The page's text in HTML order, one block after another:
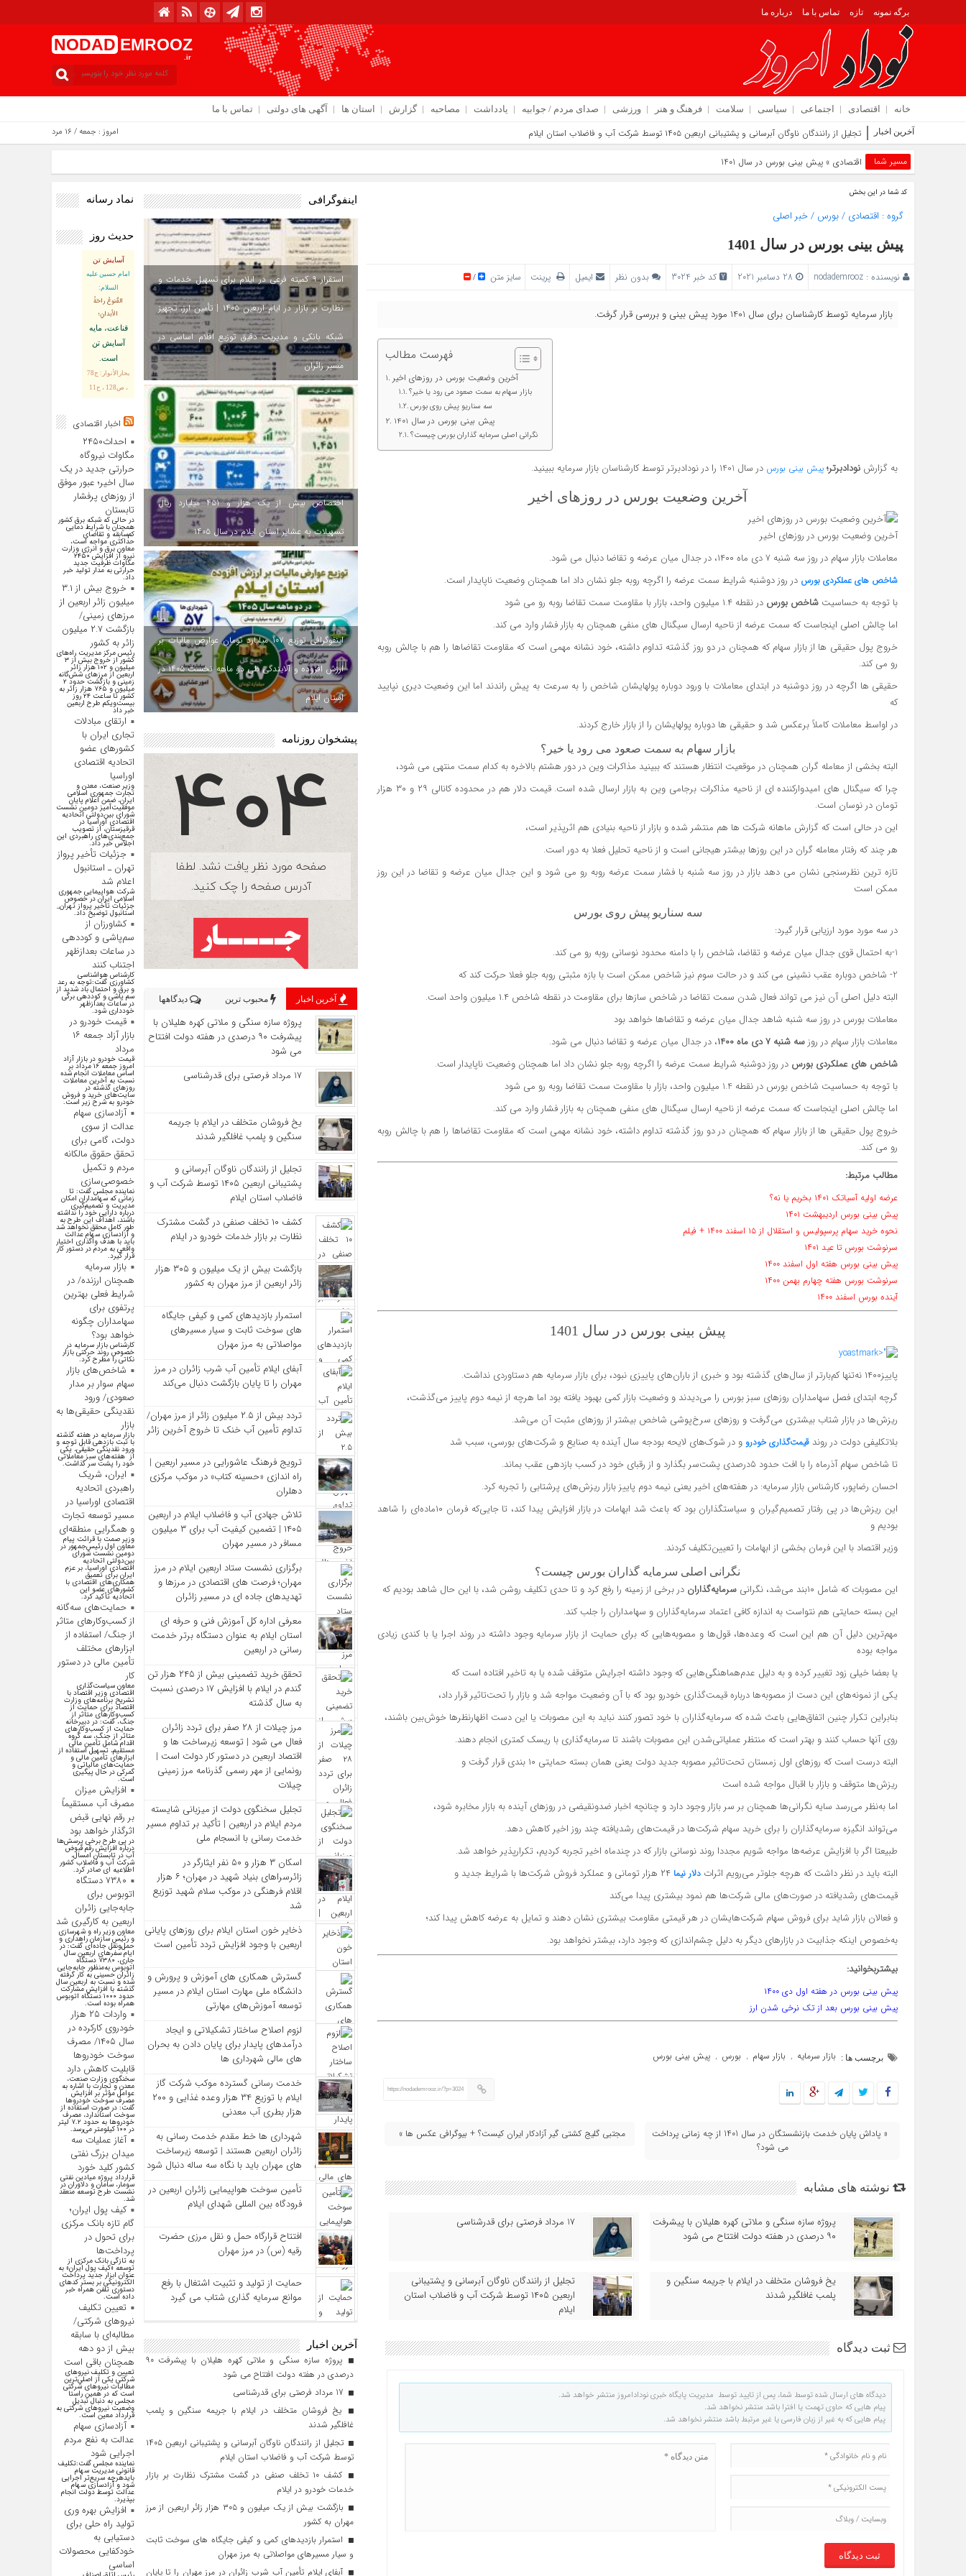
برگه نمونه تازه تماس با ما درباره ما
NODAD EMROOZ
.ir
خانه اقتصادی اجتماعی سیاسی سلامت فرهنگ و هنر ورزشی صدای مردم / جوابیه یادداشت مصاحبه گزارش استان ها آگهی های دولتی تماس با ما
آخرین اخبار تجلیل از رانندگان ناوگان آبرسانی و پشتیبانی اربعین ۱۴۰۵ توسط شرکت آب و فاضلاب استان ایلام امروز : جمعه / ۱۶ مرداد / ۱۴۰۵
مسیر شما اقتصادی » پیش بینی بورس در سال 1401
کد شما در این بخش
گروه : اقتصادی /بورس /خبر اصلی
پیش بینی بورس در سال 1401
نویسنده : nodademrooz کد خبر 3024 بدون نظر ایمیل پرینت سایز متن /
بازار سرمایه توسط کارشناسان برای سال 1401 مورد پیش بینی و بررسی قرار گرفت.
فهرست مطالب
آخرین وضعیت بورس در روزهای اخیر
بازار سهام به سمت صعود می رود یا خیر؟
سه سناریو پیش روی بورس
پیش بینی بورس در سال 1401
نگرانی اصلی سرمایه گذاران بورس چیست؟
به گزارش نودادبرتر؛ پیش بینی بورس در سال 1401 را در نودادبرتر توسط کارشناسان بازار سرمایه ببینید.
آخرین وضعیت بورس در روزهای اخیر
آخرین وضعیت بورس در روزهای اخیر
معاملات بازار سهام در روز سه شنبه ۷ دی ماه ۱۴۰۰، در جدال میان عرضه و تقاضا دنبال می شود.
شاخص های عملکردی بورس در روز دوشنبه شرایط سمت عرضه را اگرچه روبه جلو نشان داد اما همچنان وضعیت ناپایدار است.
با توجه به حساسیت شاخص بورس در نقطه ۱.۴ میلیون واحد، بازار با مقاومت سمت تقاضا روبه رو می شود
اما چالش اصلی اینجاست که سمت عرضه از ناحیه ارسال سیگنال های منفی همچنان به بازار فشار وارد می کند.
خروج پول حقیقی ها از بازار سهام که همچنان در دو روز گذشته تداوم داشته، خود نشانه مهمی است که مقاومت تقاضاها را هم با چالش روبه
رو می کند.
حقیقی ها اگرچه در روز دوشنبه در ابتدای معاملات با ورود دوباره پولهایشان شاخص را به سرعت به پیش راندند اما این وضعیت دیری نپایید
که
در اواسط معاملات کاملاً برعکس شد و حقیقی ها دوباره پولهایشان را از بازار خارج کردند.
بازار سهام به سمت صعود می رود یا خیر؟
البته بخشی از معامله گران همچنان در موقعیت انتظار هستند که ببینید مذاکرات وین در دور هشتم بالاخره به کدام سمت منتهی می شود،
چرا که سیگنال های امیدوارکننده ای از ناحیه مذاکرات برجامی وین به بازار ارسال شده است. قیمت دلار هم در محدوده کانالی ۲۹ و ۳۰ هزار
تومان در نوسان است.
این در حالی است که گزارش ماهانه شرکت ها هم منتشر شده و بازار از ناحیه بنیادی هم اثرپذیر است،
هر چند که رفتار معامله گران در این روزها بیشتر هیجانی است و از ناحیه تحلیل فعلا به دور است.
تازه ترین نظرسنجی نشان می دهد بازار در روز سه شنبه با فشار سمت عرضه روبه رو می شود و این جدال میان عرضه و تقاضا در این روز
ممکن است
سه سناریو پیش روی بورس
در سه مورد مورد ارزیابی قرار گیرد:
1-به احتمال قوی جدال میان عرضه و تقاضا، شاخص را با دامنه محدود نوسانی روبه رو می کند.
2- شاخص دوباره عقب نشینی می کند و در حالت سوم نیز شاخص ممکن است با بازه مثبتی روبه جلو فعلا حرکت کند که
البته دلیل اصلی آن نیز می تواند فعال شدن سمت تقاضا در شاخص سازها برای مقاومت در نقطه شاخص ۱.۴ میلیون واحد است.
معاملات بورس در روز سه شنبه شاهد جدال میان عرضه و تقاضاها خواهد بود
معاملات بازار سهام در روز سه شنبه 7 دی ماه 1400
، در جدال میان عرضه و تقاضا دنبال می شود.
شاخص های عملکردی بورس در روز دوشنبه شرایط سمت عرضه را اگرچه روبه جلو نشان داد اما همچنان وضعیت ناپایدار است.
با توجه به حساسیت شاخص بورس در نقطه 1.4 میلیون واحد، بازار با مقاومت سمت تقاضا روبه رو می شود
اما چالش اصلی اینجاست که سمت عرضه از ناحیه ارسال سیگنال های منفی همچنان به بازار فشار وارد می کند.
خروج پول حقیقی ها از بازار سهام که همچنان در دو روز گذشته تداوم داشته، خود نشانه مهمی است که مقاومت تقاضاها را هم با چالش روبه
رو می کند.
مطالب مرتبط:
عرضه اولیه آسیاتک ۱۴۰۱ بخریم یا نه؟
پیش بینی بورس اردیبهشت ۱۴۰۱
نحوه خرید سهام پرسپولیس و استقلال از ۱۵ اسفند ۱۴۰۰ + فیلم
سرنوشت بورس تا عید ۱۴۰۱
پیش بینی بورس هفته اول اسفند ۱۴۰۰
سرنوشت بورس هفته چهارم بهمن ۱۴۰۰
آینده بورس اسفند ۱۴۰۰
پیش بینی بورس در سال 1401
پاییز۱۴۰۰ نه‌‌‌‌‌‌‌‌تنها کم‌بارتر از سال‌های گذشته بود و خبری از باران‌‌‌‌های پاییزی نبود، برای بازار سرمایه هم دستاوردی نداشت.
گرچه ابتدای فصل سهامداران روزهای سبز بورس را می‌‌‌‌دیدند و وضعیت بازار کمی بهبود یافته بود اما هرچه از نیمه دوم پاییز می‌‌‌‌گذشت،
ریزش‌‌‌‌ها در بازار شتاب بیشتری می‌گرفت و روزهای سرخ‌‌‌‌پوشی شاخص بیشتر از روزهای مثبت آن می‌شد.
بلاتکلیفی دولت در روند قیمت‌گذاری خودروو در شوک‌‌‌‌های لایحه بودجه سال آینده به صنایع و شرکت‌های بورسی، سبب شد
تا شاخص سهام آذرماه را با افت حدود ۵‌درصدی پشت‌سر بگذارد و از رقبای خود در کسب بازدهی عقب بماند.
احسان رضاپور، کارشناس بازار سرمایه: در هفته‌‌‌‌‌‌‌‌های اخیر یعنی نیمه دوم پاییز بازار ریزش‌‌‌‌های پرشتابی را تجربه کرد.
این ریزش‌‌‌‌ها در پی رفتار تصمیم‌گیران و سیاستگذاران بود که باعث شد ابهامات در بازار افزایش پیدا کند، تا جایی‌که فرمان ۱۰‌ماده‌‌‌‌‌‌‌‌ای را شاهد
بودیم و
وزیر اقتصاد با این فرمان بخشی از ابهامات را تعیین‌تکلیف کردند.
نگرانی اصلی سرمایه گذاران بورس چیست؟
این مصوبات که شامل ۱۰‌بند می‌شد، نگرانی سرمایه‌‌‌‌گذاران در برخی از زمینه را رفع کرد و تا حدی تکلیف روشن شد، با این حال شاهد بودیم که
این بسته حمایتی هم نتواست به اندازه کافی اعتماد سرمایه‌‌‌‌گذاران و سهامداران را جلب کند.
مهم‌ترین دلیل آن هم این است که وعده‌‌‌‌ها، قول‌‌‌‌ها و مصوبه‌‌‌‌‌‌‌‌‌هایی که برای حمایت از بازار سرمایه وجود داشته در روند اجرا یا با کندی زیادی
مواجه بوده
یا بعضا خیلی زود تغییر کرده و به دلیل عدم‌هماهنگی‌‌‌‌‌هایی که وجود داشته اجرایش متوقف شده یا به تاخیر افتاده است که
یکی از نمونه‌‌‌‌های این دست از مصوبه‌‌‌‌ها درباره قیمت‌گذاری خودرو بود که با آن وضعیت مواجه شد و بازار را تحت‌‌‌‌تاثیر قرار داد،
بنابراین تکرار چنین اتفاق‌‌‌‌‌هایی باعث شده که سرمایه‌‌‌‌گذاران با خود تصور کنند نباید به این مصوبات یا این دست اظهارنظرها خوش‌‌‌‌بین باشند،
روی آنها حساب کنند و بهتر است که منتظر عملیاتی‌شدن این مصوبات باشند تا سرمایه‌‌‌‌گذاری با ریسک کمتری انجام دهند.
البته درست است که روزهای اول زمستان تحت‌‌‌‌تاثیر مصوبه جدید دولت یعنی همان بسته حمایتی ۱۰ بندی قرار گرفت و
ریزش‌‌‌‌ها متوقف و بازار با اقبال مواجه شده است
اما به‌نظر می‌رسد سایه نگرانی‌‌‌‌ها همچنان بر سر بازار وجود دارد و چنانچه اخبار ضدونقیضی در روزهای آینده به بازار مخابره شود،
می‌تواند انگیزه سرمایه‌‌‌‌گذاران را برای خرید سهام شرکت‌ها در قیمت‌های رشدیافته چند روز اخیر کاهش دهد.
طبیعتا اگر با افزایش عرضه‌‌‌‌ها مواجه شویم مجددا روند نوسانی بازار که در چند‌ماه اخیر تجربه کردیم، تکرارپذیر خواهد شد.
البته باید در نظر داشت که هرچه جلوتر می‌‌‌‌رویم اثرات دلار نیما
قیمت‌های رشدیافته در صورت‌های مالی شرکت‌ها هم نمود بیشتری پیدا می‌کند
و فعالان بازار شاید برای فروش سهام شرکت‌هایشان در هر قیمتی مقاومت بیشتری نشان دهند و تمایل به عرضه کاهش پیدا کند؛
به‌خصوص اینکه جذابیت در بازارهای دیگر به دلیل چشم‌‌‌‌اندازی که وجود دارد، بیشتر نخواهد بود.
بیشتربخوانید:
پیش بینی بورس در هفته اول دی ۱۴۰۰
پیش بینی بورس بعد از تک نرخی شدن ارز
برچسب ها : بازار سرمایه , بازار سهام , بورس , پیش بینی بورس
https://nodademrooz.ir/?p=3024
« پاداش پایان خدمت بازنشستگان در سال 1401 از چه زمانی پرداخت
می شود؟
مجتبی گلیج کشتی گیر آزادکار ایران کیست؟ + بیوگرافی عکس ها »
نوشته های مشابه
پروژه سازه سنگی و ملاتی کهره هلیلان با پیشرفت
۹۰ درصدی در هفته دولت افتتاح می شود
17 مرداد فرصتی برای قدرشناسی
یخ‌ فروشان متخلف در ایلام با جریمه سنگین و
پلمب غافلگیر شدند
تجلیل از رانندگان ناوگان آبرسانی و پشتیبانی
اربعین ۱۴۰۵ توسط شرکت آب و فاضلاب استان
ایلام
ثبت دیدگاه
دیدگاه های ارسال شده توسط شما، پس از تایید توسط مدیریت پایگاه خبری نودادامروز منتشر خواهد شد.
پیام هایی که حاوی تهمت یا افترا باشد منتشر نخواهد شد.
پیام هایی که به غیر از زبان فارسی یا غیر مرتبط باشد منتشر نخواهد شد.
اینفوگرافی
استقرار ۹ کمیته فرعی در ایلام برای تسهیل خدمات و
نظارت بر بازار در ایام اربعین ۱۴۰۵ | تأمین ارز، تجهیز
شبکه بانکی و مدیریت دقیق توزیع اقلام اساسی در
مسیر زائران
اختصاص بیش از یک هزار و ۴۵۱ میلیارد ریال
تسهیلات به عشایر استان ایلام در سال ۱۴۰۵
اینفوگرافی توزیع ۱۰۷ میلیارد تومان عوارض مالیات بر
ارزش افزوده و آلایندگی طی دو ماهه نخست ۱۴۰۵ در
استان ایلام
پیشخوان روزنامه
آخرین اخبار محبوب ترین دیدگاهها
پروژه سازه سنگی و ملاتی کهره هلیلان با
پیشرفت ۹۰ درصدی در هفته دولت افتتاح
می شود
17 مرداد فرصتی برای قدرشناسی
یخ‌ فروشان متخلف در ایلام با جریمه
سنگین و پلمب غافلگیر شدند
تجلیل از رانندگان ناوگان آبرسانی و
پشتیبانی اربعین ۱۴۰۵ توسط شرکت آب و
فاضلاب استان ایلام
کشف ۱۰ تخلف صنفی در گشت مشترک
نظارت بر بازار خدمات خودرو در ایلام
بازگشت بیش از یک میلیون و ۳۰۵ هزار
زائر اربعین از مرز مهران به کشور
استمرار بازدیدهای کمی و کیفی جایگاه‌
های سوخت ثابت و سیار مسیرهای
مواصلاتی به مرز مهران
آبفای ایلام تأمین آب شرب زائران در مرز
مهران را تا پایان بازگشت دنبال می‌کند
تردد بیش از ۲.۵ میلیون زائر از مرز مهران/
تداوم تأمین آب خنک تا خروج آخرین زائر
ترویج فرهنگ عاشورایی در مسیر اربعین |
راه‌ اندازی «حسینه کتاب» در موکب مرکزی
دهلران
تلاش جهادی آب و فاضلاب ایلام در اربعین
۱۴۰۵ | تضمین کیفیت آب برای ۳ میلیون
مسافر در مسیر مهران
برگزاری نشست ستاد اربعین ایلام در مرز
مهران؛ فرصت‌ های اقتصادی در مرزها و
تهدیدهای جاده‌ ای در مسیر زائران
معرفی اداره کل آموزش فنی و حرفه‌ ای
استان ایلام به‌ عنوان دستگاه برتر خدمت‌
رسانی در اربعین
تحقق خرید تضمینی بیش از ۲۴۵ هزار تن
گندم در ایلام با افزایش ۱۷ درصدی نسبت
به سال گذشته
مرز چیلات از ۲۸ صفر برای تردد زائران
فعال می‌ شود | توسعه زیرساخت‌ ها و
اقتصاد اربعین در دستور کار دولت است |
رونمایی از مهر رسمی گذرنامه مرز زمینی
چیلات
تجلیل سخنگوی دولت از میزبانی شایسته
مردم ایلام در اربعین | تأکید بر تداوم مسیر
خدمت‌ رسانی با انسجام ملی
اسکان ۳ هزار و ۵۰ نفر ایثارگر در
زائرسراهای بنیاد شهید در مهران؛ ۶ هزار
اقلام فرهنگی در موکب سلام شهید توزیع
شد
ذخایر خون استان ایلام برای روزهای پایانی
اربعین با وجود افزایش تردد تأمین است
گسترش همکاری‌ های آموزش و پرورش و
دانشگاه ملی مهارت استان ایلام در مسیر
توسعه آموزش‌های مهارتی
لزوم اصلاح ساختار تشکیلاتی و ایجاد
درآمدهای پایدار برای پایان دادن به بحران‌
های مالی شهرداری‌ ها
خدمت رسانی گسترده موکب شرکت گاز
ایلام با توزیع ۳۴ هزار وعده غذایی و ۲۰۰
هزار بطری آب معدنی
شهرداری‌ ها خط مقدم خدمت ‌رسانی به
زائران اربعین هستند | توسعه زیرساخت
‌های مهران باید با نگاه سه‌ ساله دنبال شود
تأمین سوخت هواپیمایی زائران اربعین در
فرودگاه بین المللی شهدای ایلام
افتتاح قرارگاه حمل‌ و نقل مرزی حضرت
رقیه (س) در مرز مهران
حمایت از تولید و تثبیت اشتغال با رفع
موانع سرمایه‌ گذاری شتاب می‌ گیرد
آخرین اخبار
پروژه سازه سنگی و ملاتی کهره هلیلان با پیشرفت ۹۰
درصدی در هفته دولت افتتاح می شود
یخ‌ فروشان متخلف در ایلام با جریمه سنگین و پلمب
غافلگیر شدند
تجلیل از رانندگان ناوگان آبرسانی و پشتیبانی اربعین ۱۴۰۵
توسط شرکت آب و فاضلاب استان ایلام
کشف ۱۰ تخلف صنفی در گشت مشترک نظارت بر بازار
خدمات خودرو در ایلام
بازگشت بیش از یک میلیون و ۳۰۵ هزار زائر اربعین از مرز
مهران به کشور
استمرار بازدیدهای کمی و کیفی جایگاه‌ های سوخت ثابت
و سیار مسیرهای مواصلاتی به مرز مهران
آبفای ایلام تأمین آب شرب زائران در مرز مهران را تا پایان
نماد رسانه
حدیث روز
آسایش تن
امام حسین علیه
السلام:
القُنوعُ راحَةُ
الأبدانِ؛
قناعت، مايه
آسايش تن
است.
بحارالأنوار: ج78
، ص128 ، ح11
اخبار اقتصادی
احداث۲۴۵۰
مگاوات نیروگاه
حرارتی جدید در یک
سال اخیر؛ عبور موفق
از روز‌های پرفشار
تابستان
در حالی که شبکه برق کشور
همچنان با شرایط دمایی
کم‌سابقه و تقاضای
حداکثری مواجه است،
معاون برق و انرژی وزارت
نیرو از افزایش ۲۴۵۰
مگاوات ظرفیت جدید
حرارتی به مدار تولید خبر
داد.
خروج بیش از ۳.۱
میلیون زائر اربعین از
مرزهای زمینی/
بازگشت ۲.۷ میلیون
زائر به کشور
رئیس مرکز مدیریت راه‌های
کشور از خروج بیش از ۳
میلیون و ۱۰۲ هزار زائر
اربعین از مرزهای شش‌گانه
زمینی و بازگشت حدود ۲
میلیون و ۷۶۵ هزار زائر به
کشور تا ساعت ۲۴ روز
بیست‌ویکم طرح اربعین
خبر داد
ارتقای مبادلات
تجاری ایران با
کشور‌های عضو
اتحادیه اقتصادی
اوراسیا
وزیر صنعت، معدن و
تجارت جمهوری اسلامی
ایران، ضمن اعلام پایان
موفقیت‌آمیز دومین نشست
شورای بین‌دولتی اتحادیه
اقتصادی اوراسیا در
قرقیزستان، از تصویب
جمع‌بندی‌های راهبردی این
اجلاس خبر داد.
جزئیات تأخیر پرواز
تهران ـ استانبول
اعلام شد
شرکت هواپیمایی جمهوری
اسلامی ایران در خصوص
جزئیات تأخیر پرواز تهران_
استانبول توضیح داد.
کشاورزان از
سم‌پاشی و کوددهی
در ساعات بعدازظهر
اجتناب کنند
کارشناس هواشناسی
کشاورزی گفت:توجه به رعد
و برق و احتمال باد شدید از
سم پاشی و کوددهی برگی
در ساعات بعدازظهر
خودداری شود.
قیمت خودرو در
بازار آزاد جمعه ۱۶
مرداد
قیمت خودرو در بازار آزاد
امروز جمعه ۱۶ مرداد بر
اساس معاملات انجام شده
نسبت به آخرین معاملات
روز‌های گذشته در
سایت‌های خرید و فروش
خودرو به شرح زیر است.
آزادسازی سهام
عدالت از سوی
دولت، گامی برای
تحقق حقوق مالکانه
مردم و تکمیل
خصوصی‌سازی
نماینده مجلس گفت: تا
زمانی که سهامداران امکان
مدیریت و تصمیم‌گیری
درباره دارایی خود را نداشته
باشند، اهداف این طرح به
طور کامل محقق نخواهد شد
و آزادسازی سهام عدالت
باید با هدف واگذاری اختیار
واقعی به مردم در دستور کار
قرار گیرد.
بازار سرمایه
همچنان ارزنده/ در
شرایط فعلی بهترین
پرتفوی برای
سهامداران چگونه
خواهد بود؟
کارشناس بازار سرمایه در
خصوص روند حرکتی بازار
نکاتی را مطرح کرد.
شاخص‌های بازار
سهام سوار بر مدار
صعودی/ ورود
نقدینگی حقیقی‌ها به
بازار
بازار سرمایه در هفته گذشته
با ثبت بازدهی قابل توجه و
ورود نقدینگی حقیقی، یکی
از هفته‌های سبز معاملاتی
خود را پشت سر گذاشت.
ایران، شریک
راهبردی اتحادیه
اقتصادی اوراسیا در
مسیر توسعه تجارت
و همگرایی منطقه‌ای
وزیر صمت با قرائت پیام
معاون اول رئیس‌جمهور در
دومین نشست شورای
بین‌دولتی اتحادیه
اقتصادی اوراسیا، بر عزم
ایران برای تعمیق
همکاری‌های اقتصادی با
کشورهای عضو این
اتحادیه تأکید کرد.
حمایت‌های سه‌گانه
از کسب‌وکارهای متاثر
از جنگ/ استفاده از
ابزارهای مختلف
تأمین مالی در دستور
کار
معاون سیاست‌گذاری
اقتصادی وزیر اقتصاد با
تشریح برنامه‌های وزارت
اقتصاد برای حمایت از
کسب‌وکار‌های متاثر از
جنگ، گفت: در دبیرخانه
حمایت از کسب‌وکار‌های
متاثر از جنگ، سه گروه
اقدام شامل تأمین مالی
مستقیم، تسهیل استفاده از
ابزار‌های تأمین مالی و
حمایت‌های مالیاتی و
گمرکی در حال پیگیری
است.
افزایش میزان
مصرف آب مستقیماً
بر رقم نهایی قبض
اثرگذار خواهد بود
در پی طرح برخی پرسش‌ها
درباره افزایش رقم قبوض
آب در تابستان امسال،
شرکت آب و فاضلاب کشور
اطلاعیه ای صادر کرد.
۷۳۸۰ دستگاه
اتوبوس برای
جابه‌جایی زائران
اربعین به کارگیری شد
معاون وزیر راه و شهرسازی
و رئیس سازمان راهداری و
حمل‌ونقل جاده‌ای گفت: در
ایام سفرهای اربعین سال
جاری، ۷۳۸۰ دستگاه
اتوبوس به‌منظور جابه‌جایی
زائران حسینی به‌ کار گرفته
شده و نسبت به اربعین سال
گذشته با افزایش مشارکت
حدود ۱۰۰۰ دستگاه اتوبوس
همراه بوده است.
واردات ۲۵ هزار
خودروی کارکرده در
سال ۱۴۰۵/ مصرف
سوخت خودرو‌ها
قابلیت کاهش دارد
سخنگوی وزارت صنعت،
معدن و تجارت با اشاره به
عوامل مؤثر بر افزایش
مصرف سوخت خودرو‌ها
گفت: در صورت استفاده از
سوخت استاندارد، مصرف
خودرو‌ها به حدود ۷.۲ لیتر
در ۱۰۰ کیلومتر می‌رسد.
آغاز عملیات سه
میدان بزرگ نفتی
کشور کلید خورد
قرارداد پروژه میادین نفتی
سومار، سامان و دلاوران در
نشست طرح توسعه منعقد
شد.
کیف پول ایران؛
گام تازه بانک مرکزی
برای تحول در
پرداخت‌ها
به تازگی بانک مرکزی از
توسعه «کیف پول ایران» به
عنوان ابزار جدید پرداخت
الکترونیکی بر بستر کد‌های
دستوری تلفن همراه خبر
داده است.
تعیین تکلیف
نیروهای شرکتی/
مطالبه‌ای با سابقه
بیش از دو دهه
همچنان باقی است
تعیین و تکلیف نیرو‌های
شرکتی یکی از اصلی‌ترین
مطالبات نیرو‌های شرکتی
است که در همین راستا
مجلس به دنبال تبدیل
وضعیت نیرو‌های شرکتی به
قرارداد معین است.
آزادسازی سهام
عدالت به نفع مردم
اجرایی شود
نماینده مجلس گفت:تکلیف
قانونی مدیریت سهام
بایدهرچه سریع‌تر اجرایی
شود و آزادسازی سهام
عدالت توسط دولت انجام
بپذیرد.
افزایش بهره وری
تولید راه حلی برای
دستیابی به
خودکفایی محصولات
اساسی